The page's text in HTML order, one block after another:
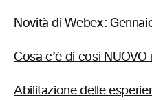
Novità di Webex:
Cosa c’è di così
Abilitazione delle